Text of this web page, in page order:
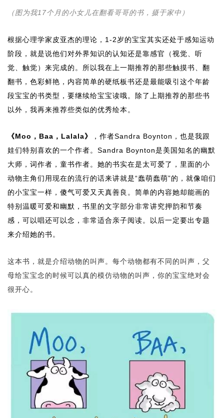
（图为我17个月的小女儿在翻看哥哥的书，摄于家中）
根据心理学家皮亚杰的理论，1-2岁的宝宝其实还处于感知运动
阶段，就是说他们对外界知识的认知还是靠感官（视觉、听
觉、触觉）来完成的。所以我在上一期推荐的那些触摸书、翻
翻书，色彩鲜艳，内容简单的硬纸板书还是最能吸引这个年龄
段宝宝的书类型，要继续给宝宝读哦。除了上期推荐的那些书
以外，我再来推荐些类似的优秀绘本。
《Moo，Baa，Lalala》
，作者Sandra Boynton，也是我跟
娃们特别喜欢的一个作者。Sandra Boynton是美国知名的幽默
大师，词作者，童书作者。她的书实在是太可爱了，里面的小
动物主角们用现在的流行的话来讲就是“蠢萌蠢萌”的，就像咱们
的小宝宝一样，傻气可爱又天真善良。简单的内容她却能画的
特别温暖可爱和幽默，书里的文字部分非常讲究押韵和节奏
感，可以唱还可以念，非常适合亲子阅读。以后一定要出专题
来介绍她的书。
这本书，就是介绍动物的叫声。每个动物都有不同的叫声，父
母给宝宝念的时候可以真的模仿动物的叫声，你的宝宝绝对会
很开心。